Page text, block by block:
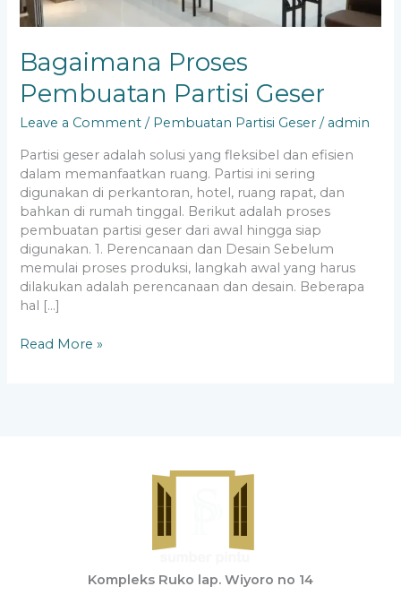
Bagaimana Proses
Pembuatan Partisi Geser
Leave a Comment / Pembuatan Partisi Geser / admin
Partisi geser adalah solusi yang fleksibel dan efisien
dalam memanfaatkan ruang. Partisi ini sering
digunakan di perkantoran, hotel, ruang rapat, dan
bahkan di rumah tinggal. Berikut adalah proses
pembuatan partisi geser dari awal hingga siap
digunakan. 1. Perencanaan dan Desain Sebelum
memulai proses produksi, langkah awal yang harus
dilakukan adalah perencanaan dan desain. Beberapa
hal […]
Read More »
Kompleks Ruko lap. Wiyoro no 14